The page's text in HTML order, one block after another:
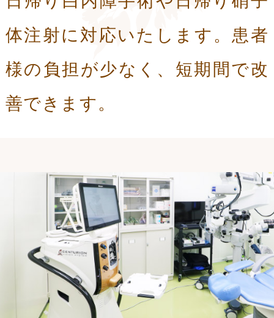
体注射に対応いたします。患者
様の負担が少なく、短期間で改
善できます。